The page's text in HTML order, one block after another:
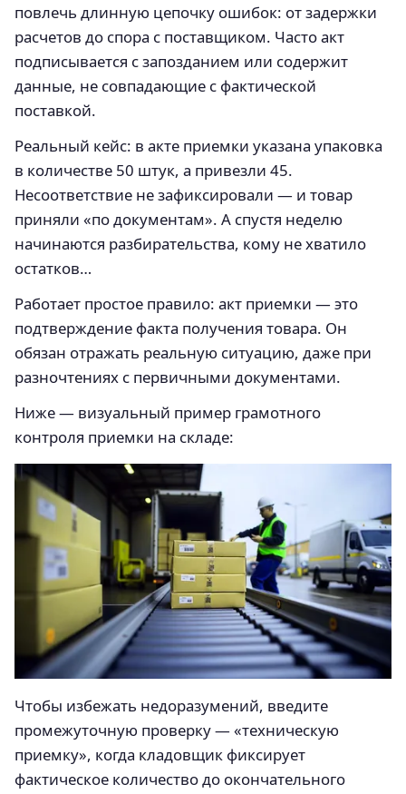
повлечь длинную цепочку ошибок: от задержки
расчетов до спора с поставщиком. Часто акт
подписывается с запозданием или содержит
данные, не совпадающие с фактической
поставкой.
Реальный кейс: в акте приемки указана упаковка
в количестве 50 штук, а привезли 45.
Несоответствие не зафиксировали — и товар
приняли «по документам». А спустя неделю
начинаются разбирательства, кому не хватило
остатков…
Работает простое правило: акт приемки — это
подтверждение факта получения товара. Он
обязан отражать реальную ситуацию, даже при
разночтениях с первичными документами.
Ниже — визуальный пример грамотного
контроля приемки на складе:
Чтобы избежать недоразумений, введите
промежуточную проверку — «техническую
приемку», когда кладовщик фиксирует
фактическое количество до окончательного